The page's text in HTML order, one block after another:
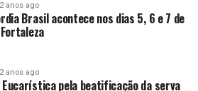
2 anos ago
Brasil acontece nos dias 5, 6 e 7 de
2 anos ago
Eucarística pela beatificação da serva